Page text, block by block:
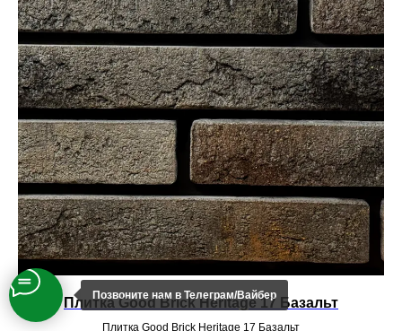
Позвоните нам в Teлеграм/Вайбер
Плитка Good Brick Heritage 17 Базальт
Плитка Good Brick Heritage 17 Базальт